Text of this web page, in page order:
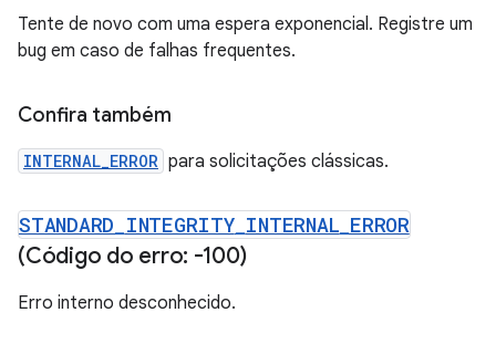
Tente de novo com uma espera exponencial. Registre um
bug em caso de falhas frequentes.
Confira também
INTERNAL_ERROR para solicitações clássicas.
STANDARD INTEGRITY_ INTERNAL ERROR
(Código do erro: -100)
Erro interno desconhecido.